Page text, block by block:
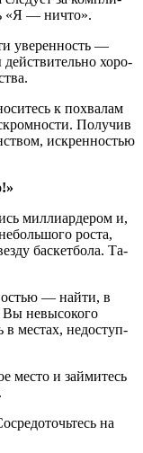
«Я — ничто».
уве­рен­ность —
хо­ро­
к по­хва­лам
По­лу­чив
ис­крен­но­стью
мил­ли­ар­де­ром и,
роста,
бас­кет­бо­ла. Та­
— найти, в
Вы невы­со­ко­го
в ме­стах, недо­ступ­
место и зай­ми­тесь
на